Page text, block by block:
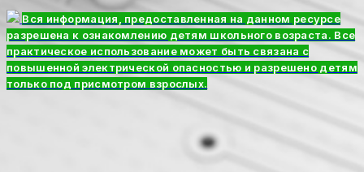
Вся информация, предоставленная на данном ресурсе
разрешена к ознакомлению детям школьного возраста. Все
практическое использование может быть связана с
повышенной электрической опасностью и разрешено детям
только под присмотром взрослых.